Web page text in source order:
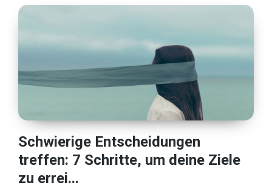
Schwierige Entscheidungen
treffen: 7 Schritte, um deine Ziele
zu errei...